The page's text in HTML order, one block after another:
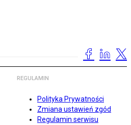
REGULAMIN
Polityka Prywatności
Zmiana ustawień zgód
Regulamin serwisu